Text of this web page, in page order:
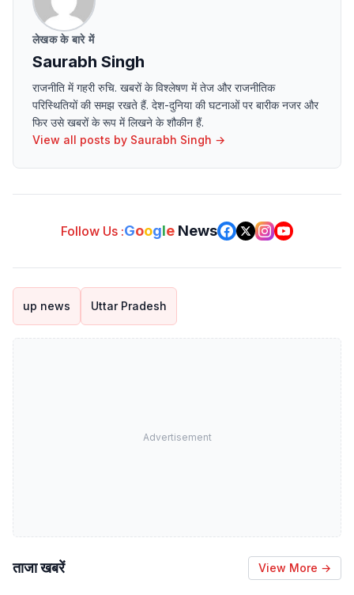
लेखक के बारे में
Saurabh Singh
राजनीति में गहरी रुचि. खबरों के विश्लेषण में तेज और राजनीतिक
परिस्थितियों की समझ रखते हैं. देश-दुनिया की घटनाओं पर बारीक नजर और
फिर उसे खबरों के रूप में लिखने के शौकीन हैं.
View all posts by Saurabh Singh →
Follow Us :Google News
up news Uttar Pradesh
Advertisement
ताजा खबरें View More →